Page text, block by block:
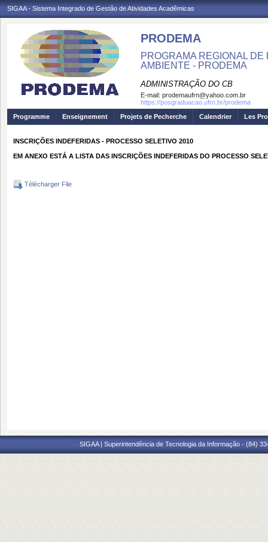
SIGAA - Sistema Integrado de Gestão de Atividades Acadêmicas
PRODEMA
PROGRAMA REGIONAL
AMBIENTE - PRODEMA
ADMINISTRAÇÃO DO CB
E-mail: prodemaufrn@yahoo.com.br
https://posgraduacao.ufrn.br/prodema
Programme
Enseignement Projets de Pecherche Calendrier Les
INSCRIÇÕES INDEFERIDAS - PROCESSO SELETIVO 2010
EM ANEXO ESTÁ A LISTA DAS INSCRIÇÕES INDEFERIDAS DO PROCESSO
Télécharger File
SIGAA | Superintendência de Tecnologia da Informação - (84)